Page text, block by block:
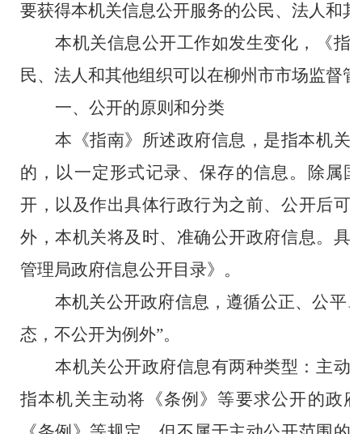
要获得本机关信息公开服务的公民、法人和
本机关信息公开工作如发生变化，《指
民、法人和其他组织可以在柳州市市场监督
一、公开的原则和分类
本《指南》所述政府信息，是指本机关
的，以一定形式记录、保存的信息。除属
开，以及作出具体行政行为之前、公开后可
外，本机关将及时、准确公开政府信息。 具
管理局政府信息公开目录》。
本机关公开政府信息，遵循公正、公平
态，不公开为例外”。
本机关公开政府信息有两种类型：主动
指本机关主动将《条例》等要求公开的政